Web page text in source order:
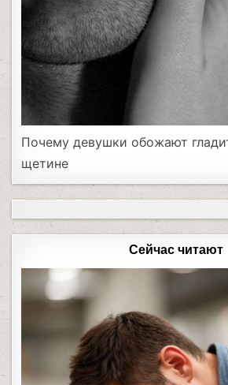
Почему девушки обожают
щетине
Сейчас читают